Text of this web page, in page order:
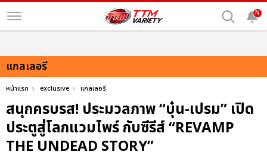
N
แกลเลอรี
หน้าแรก exclusive แกลเลอรี
สนุกครบรส! ประมวลภาพ “บุ๋น-เปรม” เปิด
ประตูสู่โลกแวมไพร์ กับซีรีส์ “REVAMP
THE UNDEAD STORY”